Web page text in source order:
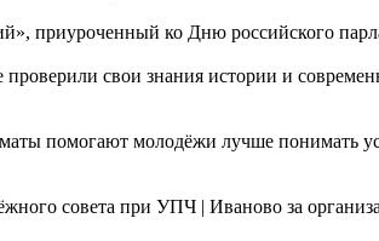
приуроченный ко Дню российского
свои знания истории и
помогают молодёжи лучше понимать
совета при УПЧ | Иваново за